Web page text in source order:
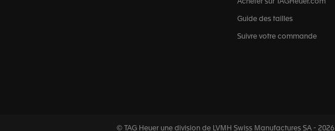
Acheter sur TAGHeuer.com
Guide des tailles
Suivre votre commande
© TAG Heuer une division de LVMH Swiss Manufactures SA - 2026